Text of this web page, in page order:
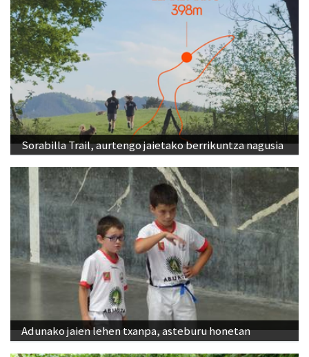
Sorabilla Trail, aurtengo jaietako berrikuntza nagusia
Adunako jaien lehen txanpa, asteburu honetan